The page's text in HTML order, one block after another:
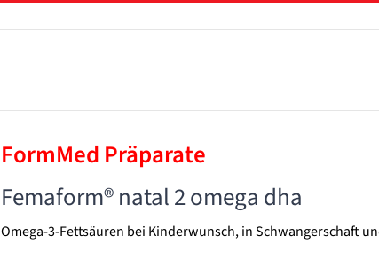
FormMed Präparate
Femaform® natal 2 omega dha
Omega-3-Fettsäuren bei Kinderwunsch, in Schwangerschaft